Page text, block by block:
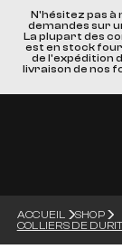
N'hésitez pas
demandes sur
La plupart des
est en stock
de l'expédition
livraison de nos
ACCUEIL
SHOP
COLLIERS DE